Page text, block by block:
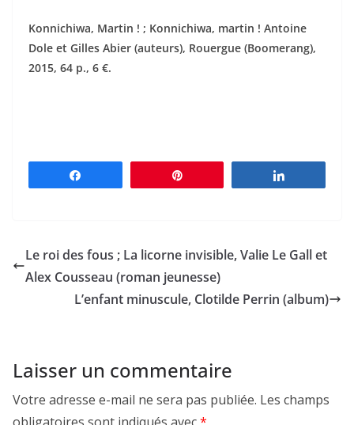
Konnichiwa, Martin ! ; Konnichiwa, martin ! Antoine
Dole et Gilles Abier (auteurs), Rouergue (Boomerang),
2015, 64 p., 6 €.
Le roi des fous ; La licorne invisible, Valie Le Gall et
Alex Cousseau (roman jeunesse)
L’enfant minuscule, Clotilde Perrin (album)
Laisser un commentaire
Votre adresse e-mail ne sera pas publiée. Les champs